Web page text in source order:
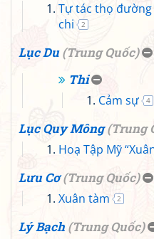
Tự tác thọ
chi
2
Lục Du (Trung Quốc)
Thi
Cảm sự 4
Lục Quy Mông (Trung
Hoạ Tập Mỹ
Lưu Cơ (Trung Quốc)
Xuân tàm 2
Lý Bạch (Trung Quốc)